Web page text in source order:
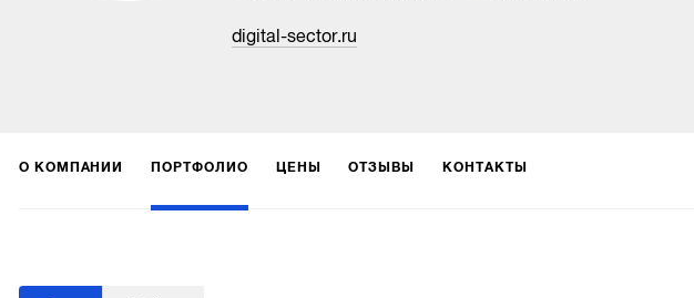
digital-sector.ru
О КОМПАНИИ ПОРТФОЛИО ЦЕНЫ ОТЗЫВЫ КОНТАКТЫ